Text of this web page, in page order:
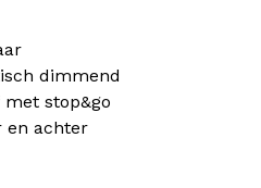
dimmend
stop&go
en achter